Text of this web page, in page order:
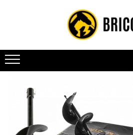
Toate Produsele
Vehicule electrice
Atv
Fără permis
Motocross